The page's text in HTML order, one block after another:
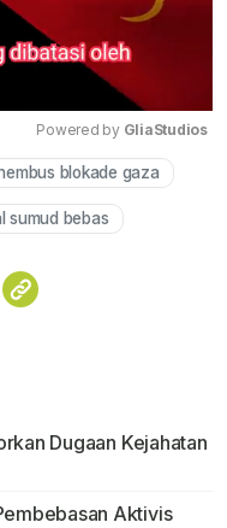
Mute
Powered by GliaStudios
blokade gaza
sumud bebas
Dugaan Kejahatan
Aktivis